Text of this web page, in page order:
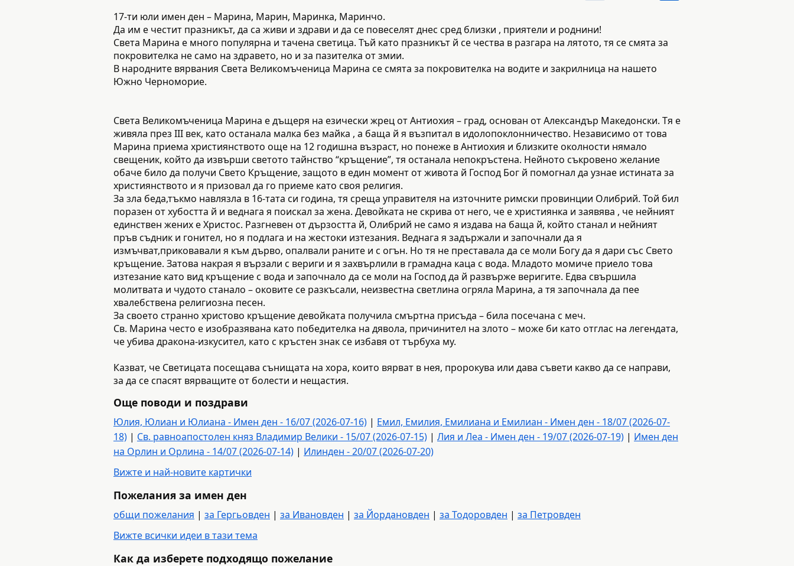
17-ти юли имен ден – Марина, Марин, Маринка, Маринчо.
Да им е честит празникът, да са живи и здрави и да се повеселят днес сред близки , приятели и роднини!
Света Марина е много популярна и тачена светица. Тъй като празникът й се чества в разгара на лятото, тя се смята за
покровителка не само на здравето, но и за пазителка от змии.
В народните вярвания Света Великомъченица Марина се смята за покровителка на водите и закрилница на нашето
Южно Черноморие.
Света Великомъченица Марина е дъщеря на езически жрец от Антиохия – град, основан от Александър Македонски. Тя е
живяла през III век, като останала малка без майка , а баща й я възпитал в идолопоклонничество. Независимо от това
Марина приема християнството още на 12 годишна възраст, но понеже в Антиохия и близките околности нямало
свещеник, който да извърши светото тайнство “кръщение”, тя останала непокръстена. Нейното съкровено желание
обаче било да получи Свето Кръщение, защото в един момент от живота й Господ Бог й помогнал да узнае истината за
християнството и я призовал да го приеме като своя религия.
За зла беда,тъкмо навлязла в 16-тата си година, тя среща управителя на източните римски провинции Олибрий. Той бил
поразен от хубостта й и веднага я поискал за жена. Девойката не скрива от него, че е християнка и заявява , че нейният
единствен жених е Христос. Разгневен от дързостта й, Олибрий не само я издава на баща й, който станал и нейният
пръв съдник и гонител, но я подлага и на жестоки изтезания. Веднага я задържали и започнали да я
измъчват,приковавали я към дърво, опалвали раните и с огън. Но тя не преставала да се моли Богу да я дари със Свето
кръщение. Затова накрая я вързали с вериги и я захвърлили в грамадна каца с вода. Младото момиче приело това
изтезание като вид кръщение с вода и започнало да се моли на Господ да й развърже веригите. Едва свършила
молитвата и чудото станало – оковите се разкъсали, неизвестна светлина огряла Марина, а тя започнала да пее
хвалебствена религиозна песен.
За своето странно христово кръщение девойката получила смъртна присъда – била посечана с меч.
Св. Марина често е изобразявана като победителка на дявола, причинител на злото – може би като отглас на легендата,
че убива дракона-изкусител, като с кръстен знак се избавя от търбуха му.
Казват, че Светицата посещава сънищата на хора, които вярват в нея, пророкува или дава съвети какво да се направи,
за да се спасят вярващите от болести и нещастия.
Още поводи и поздрави
Юлия, Юлиан и Юлиана - Имен ден - 16/07 (2026-07-16) | Емил, Емилия, Емилиана и Емилиан - Имен ден - 18/07 (2026-07-
18) | Св. равноапостолен княз Владимир Велики - 15/07 (2026-07-15) | Лия и Леа - Имен ден - 19/07 (2026-07-19) | Имен ден
на Орлин и Орлина - 14/07 (2026-07-14) | Илинден - 20/07 (2026-07-20)
Вижте и най-новите картички
Пожелания за имен ден
общи пожелания | за Гергьовден | за Ивановден | за Йордановден | за Тодоровден | за Петровден
Вижте всички идеи в тази тема
Как да изберете подходящо пожелание